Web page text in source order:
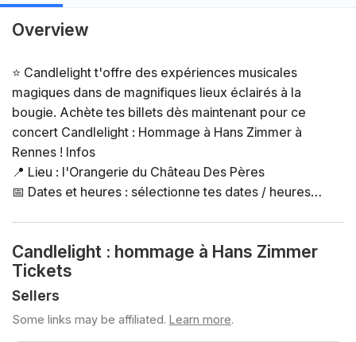
Overview
⭐ Candlelight t'offre des expériences musicales
magiques dans de magnifiques lieux éclairés à la
bougie. Achète tes billets dès maintenant pour ce
concert Candlelight : Hommage à Hans Zimmer à
Rennes ! Infos
📍 Lieu : l'Orangerie du Château Des Pères
📅 Dates et heures : sélectionne tes dates / heures
minutes avant le début du concert. Les retards ne
seront pas permis
👤 Âge requis : à partir de 8 ans. Les spectateurs de
moins de 16 ans doivent être accompagné par un
Candlelight : hommage à Hans Zimmer
Tickets
Sellers
Some links may be affiliated. Learn more.